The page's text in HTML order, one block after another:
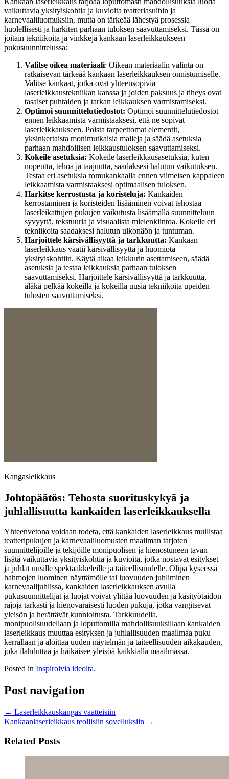
vaikuttavia yksityiskohtia ja kuvioita teatteriasuihin ja
karnevaaliluomuksiin, mutta on tärkeää lähestyä prosessia
huolellisesti ja harkiten parhaan tuloksen saavuttamiseksi. Tässä on
joitain tekniikoita ja vinkkejä kankaan laserleikkaukseen
pukusuunnittelussa:
Valitse oikea materiaali: Oikean materiaalin valinta on
ratkaisevan tärkeää kankaan laserleikkauksen onnistumiselle.
Valitse kankaat, jotka ovat yhteensopivia
laserleikkaustekniikan kanssa ja joiden paksuus ja tiheys ovat
tasaiset puhtaiden ja tarkan leikkauksen varmistamiseksi.
Optimoi suunnittelutiedostot: Optimoi suunnittelutiedostot
ennen leikkaamista varmistaaksesi, että ne sopivat
laserleikkaukseen. Poista tarpeettomat elementit,
yksinkertaista monimutkaisia ​​malleja ja säädä asetuksia
parhaan mahdollisen leikkaustuloksen saavuttamiseksi.
Kokeile asetuksia: Kokeile laserleikkausasetuksia, kuten
nopeutta, tehoa ja taajuutta, saadaksesi halutun vaikutuksen.
Testaa eri asetuksia romukankaalla ennen viimeisen kappaleen
leikkaamista varmistaaksesi optimaalisen tuloksen.
Harkitse kerrostusta ja koristeluja: Kankaiden
kerrostaminen ja koristeiden lisääminen voivat tehostaa
laserleikattujen pukujen vaikutusta lisäämällä suunnitteluun
syvyyttä, tekstuuria ja visuaalista mielenkiintoa. Kokeile eri
tekniikoita saadaksesi halutun ulkonäön ja tuntuman.
Harjoittele kärsivällisyyttä ja tarkkuutta: Kankaan
laserleikkaus vaatii kärsivällisyyttä ja huomiota
yksityiskohtiin. Käytä aikaa leikkurin asettamiseen, säädä
asetuksia ja testaa leikkauksia parhaan tuloksen
saavuttamiseksi. Harjoittele kärsivällisyyttä ja tarkkuutta,
äläkä pelkää kokeilla ja kokeilla uusia tekniikoita upeiden
tulosten saavuttamiseksi.
Kangasleikkaus
Johtopäätös: Tehosta suorituskykyä ja
juhlallisuutta kankaiden laserleikkauksella
Yhteenvetona voidaan todeta, että kankaiden laserleikkaus mullistaa
teatteripukujen ja karnevaaliluomusten maailman tarjoten
suunnittelijoille ja tekijöille monipuolisen ja hienostuneen tavan
lisätä vaikuttavia yksityiskohtia ja kuvioita, jotka nostavat esitykset
ja juhlat uusille spektaakkeleille ja taiteellisuudelle. Olipa kyseessä
hahmojen luominen näyttämölle tai luovuuden juhliminen
karnevaalijuhlissa, kankaiden laserleikkauksen avulla
pukusuunnittelijat ja luojat voivat ylittää luovuuden ja käsityötaidon
rajoja tarkasti ja hienovaraisesti luoden pukuja, jotka vangitsevat
yleisön ja herättävät kunnioitusta. Tarkkuudella,
monipuolisuudellaan ja loputtomilla mahdollisuuksillaan kankaiden
laserleikkaus muuttaa esityksen ja juhlallisuuden maailmaa puku
kerrallaan ja aloittaa uuden näytelmän ja taiteellisuuden aikakauden,
joka ilahduttaa ja häikäisee yleisöä kaikkialla maailmassa.
Posted in Inspiroivia ideoita.
Post navigation
← Laserleikkauskangas vaatteisiin
Kankaanlaserleikkaus teollisiin sovelluksiin →
Related Posts